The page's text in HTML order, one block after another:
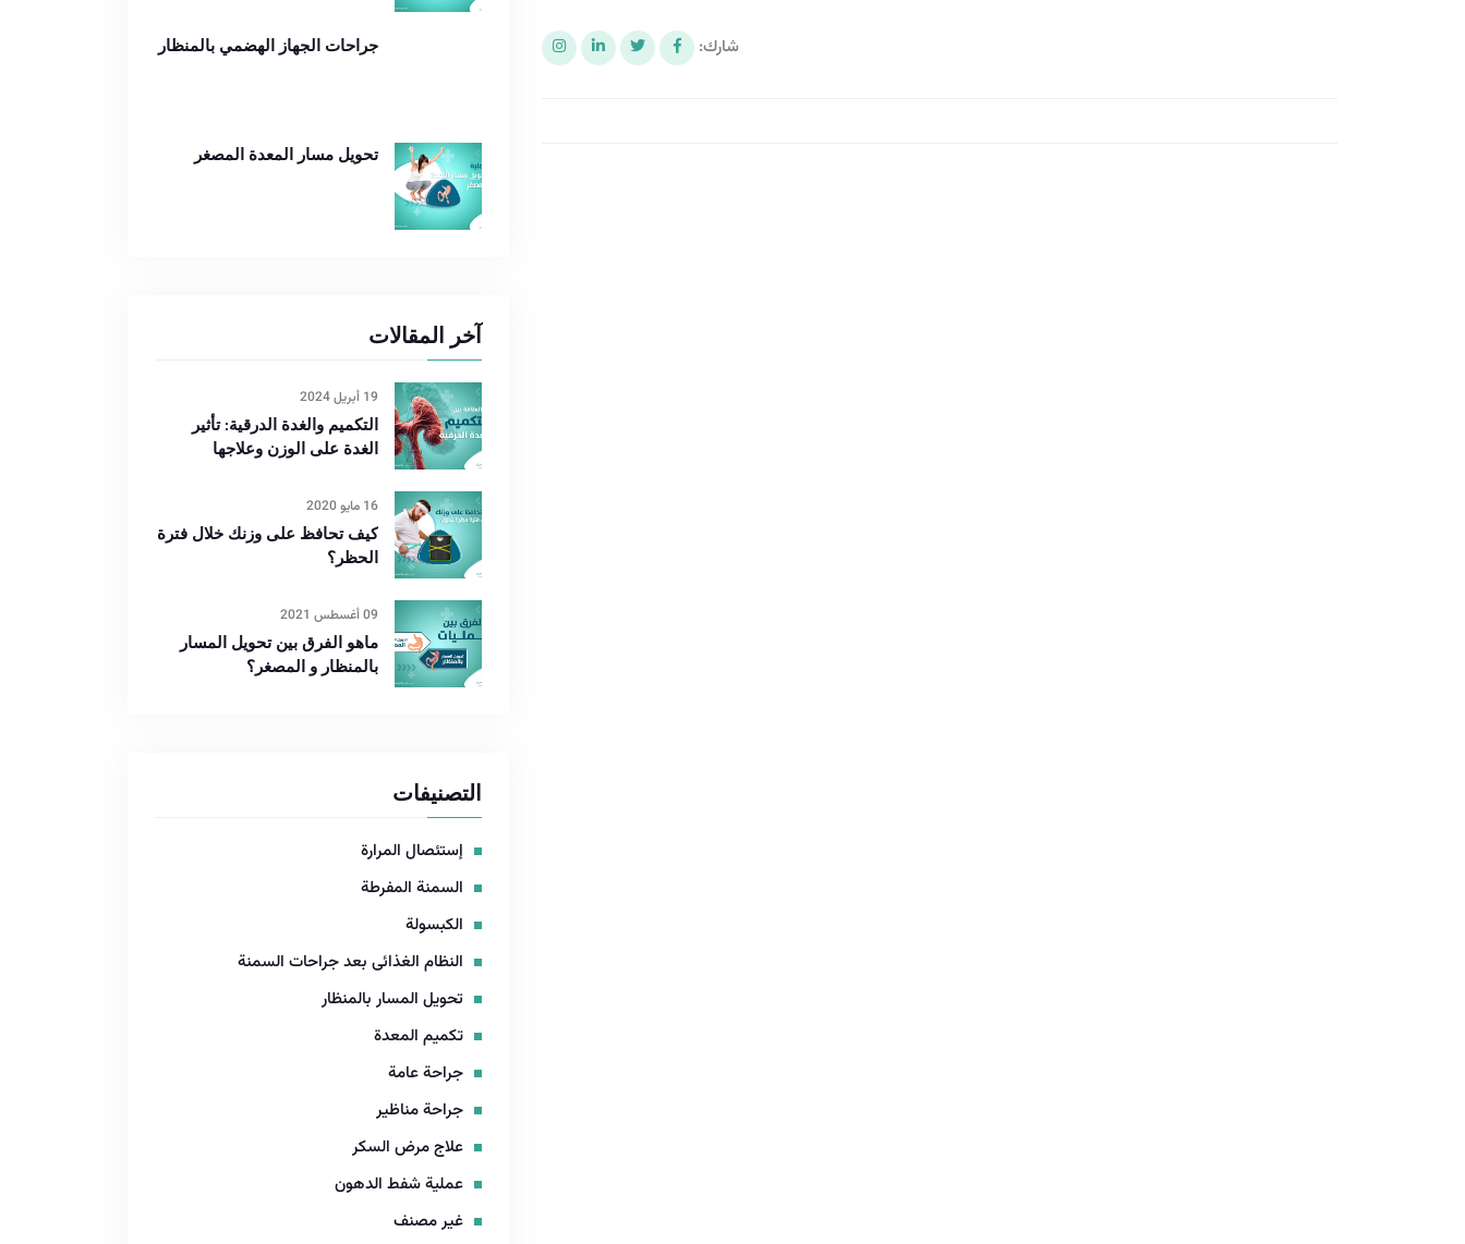
شارك: جراحات الجهاز الهضمي بالمنظار
تحويل مسار المعدة المصغر
آخر المقالات
19 أبريل 2024
التكميم والغدة الدرقية: تأثير
الغدة على الوزن وعلاجها
16 مايو 2020
كيف تحافظ على وزنك خلال فترة
الحظر؟
09 أغسطس 2021
ماهو الفرق بين تحويل المسار
بالمنظار و المصغر؟
التصنيفات
إستئصال المرارة
السمنة المفرطة
الكبسولة
النظام الغذائى بعد جراحات السمنة
تحويل المسار بالمنظار
تكميم المعدة
جراحة عامة
جراحة مناظير
علاج مرض السكر
عملية شفط الدهون
غير مصنف